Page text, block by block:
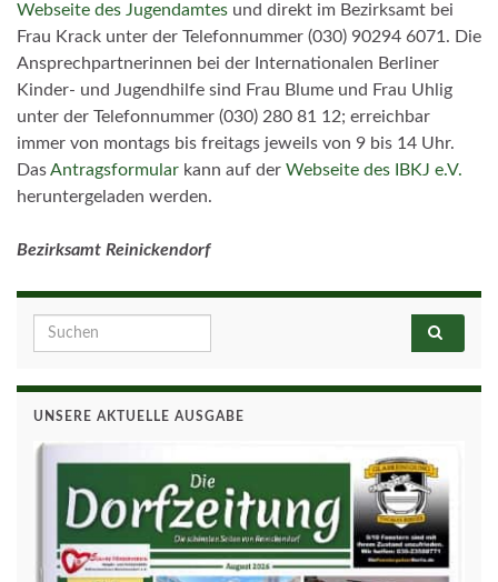
Webseite des Jugendamtes und direkt im Bezirksamt bei
Frau Krack unter der Telefonnummer (030) 90294 6071. Die
Ansprechpartnerinnen bei der Internationalen Berliner
Kinder- und Jugendhilfe sind Frau Blume und Frau Uhlig
unter der Telefonnummer (030) 280 81 12; erreichbar
immer von montags bis freitags jeweils von 9 bis 14 Uhr.
DasAntragsformular kann auf der Webseite des IBKJ e.V.
heruntergeladen werden.
Bezirksamt Reinickendorf
Search for:
UNSERE AKTUELLE AUSGABE